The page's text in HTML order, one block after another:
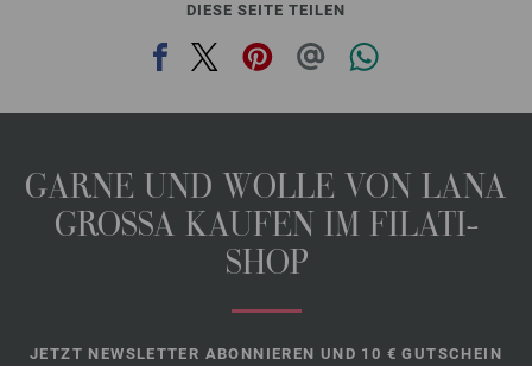
DIESE SEITE TEILEN
GARNE UND WOLLE VON LANA
GROSSA KAUFEN IM FILATI-
SHOP
JETZT NEWSLETTER ABONNIEREN UND 10 € GUTSCHEIN